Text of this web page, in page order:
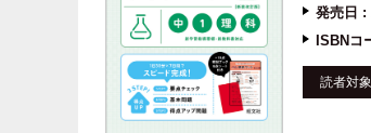
発売日 :
ISBNコ
読者対象